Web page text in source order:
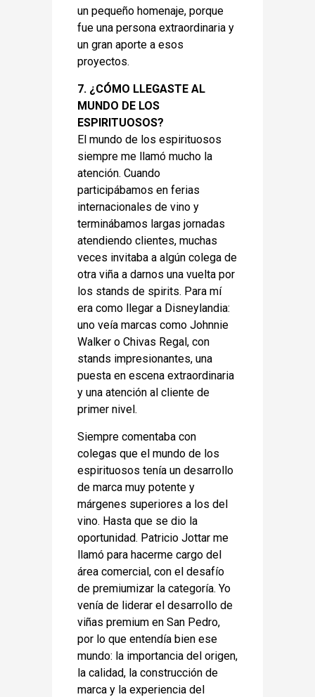
un pequeño homenaje, porque
fue una persona extraordinaria y
un gran aporte a esos
proyectos.
7. ¿CÓMO LLEGASTE AL
MUNDO DE LOS
ESPIRITUOSOS?
El mundo de los espirituosos
siempre me llamó mucho la
atención. Cuando
participábamos en ferias
internacionales de vino y
terminábamos largas jornadas
atendiendo clientes, muchas
veces invitaba a algún colega de
otra viña a darnos una vuelta por
los stands de spirits. Para mí
era como llegar a Disneylandia:
uno veía marcas como Johnnie
Walker o Chivas Regal, con
stands impresionantes, una
puesta en escena extraordinaria
y una atención al cliente de
primer nivel.
Siempre comentaba con
colegas que el mundo de los
espirituosos tenía un desarrollo
de marca muy potente y
márgenes superiores a los del
vino. Hasta que se dio la
oportunidad. Patricio Jottar me
llamó para hacerme cargo del
área comercial, con el desafío
de premiumizar la categoría. Yo
venía de liderar el desarrollo de
viñas premium en San Pedro,
por lo que entendía bien ese
mundo: la importancia del origen,
la calidad, la construcción de
marca y la experiencia del